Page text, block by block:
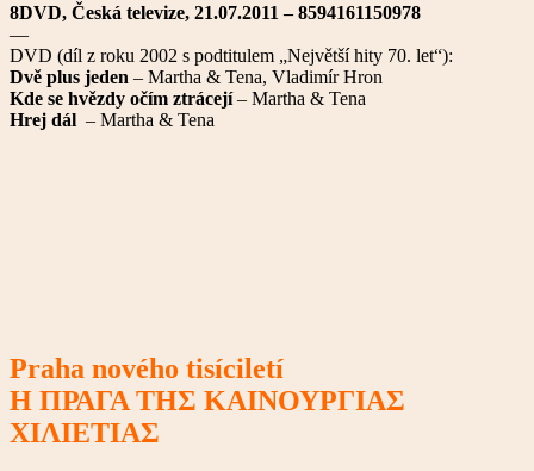
8DVD, Česká televize, 21.07.2011 – 8594161150978
—
DVD (díl z roku 2002 s podtitulem „Největší hity 70. let“):
Dvě plus jeden – Martha & Tena, Vladimír Hron
Kde se hvězdy očím ztrácejí– Martha & Tena
Hrej dál – Martha & Tena
Praha nového tisíciletí
Η ΠΡΑΓΑ ΤΗΣ ΚΑΙΝΟΥΡΓΙΑΣ
ΧΙΛΙΕΤΙΑΣ